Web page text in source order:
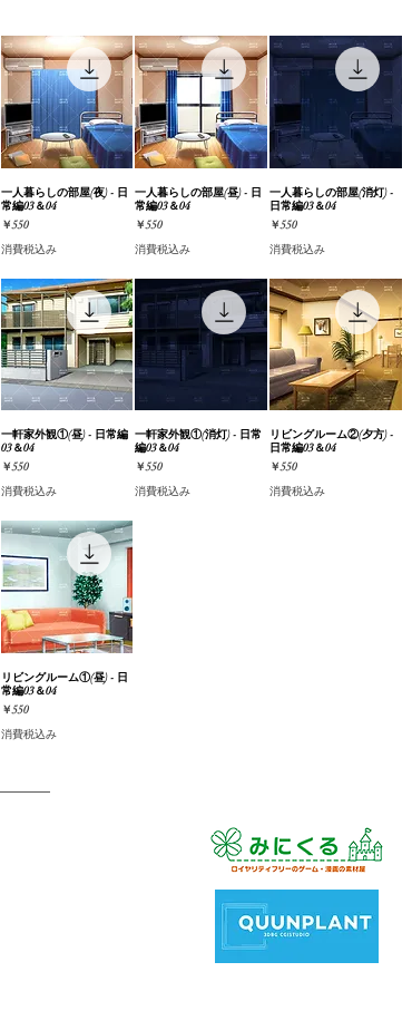
クイックビュー
一人暮らしの部屋(夜) - 日
常編03＆04
価格
￥550
消費税込み
クイックビュー
一人暮らしの部屋(昼) - 日
常編03＆04
価格
￥550
消費税込み
クイックビュー
一人暮らしの部屋(消灯) -
日常編03＆04
価格
￥550
消費税込み
クイックビュー
一軒家外観①(昼) - 日常編
03＆04
価格
￥550
消費税込み
クイックビュー
一軒家外観①(消灯) - 日常
編03＆04
価格
￥550
消費税込み
クイックビュー
リビングルーム②(夕方) -
日常編03＆04
価格
￥550
消費税込み
クイックビュー
リビングルーム①(昼) - 日
常編03＆04
価格
￥550
消費税込み